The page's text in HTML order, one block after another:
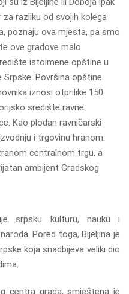
za razliku od svojih kolega
poznaju ova mjesta, pa smo
ove gradove malo
istoimene opštine u
Površina opštine
iznosi otprilike 150
središte ravne
Kao plodan ravničarski
i trgovinu hranom.
centralnom trgu, a
ambijent Gradskog
srpsku kulturu, nauku i
Pored toga, Bijeljina je
koja snadbijeva veliki dio
centra grada, smještena je